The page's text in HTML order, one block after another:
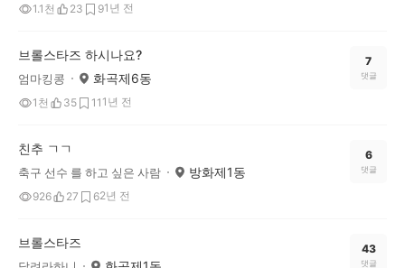
1.1천 23 91년 전
브롤스타즈 하시나요?
엄마킹콩 화곡제6동
1천 35 11 1년 전
7
댓글
친추 ㄱㄱ
축구 선수 를 하고 싶은 사람 방화제1동
926 27 62년 전
6
댓글
브롤스타즈 43
댓글